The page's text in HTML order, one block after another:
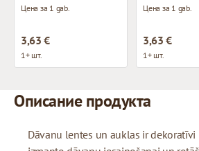
Цена за 1 gab.
3,63 €
1+ шт.
Цена за 1 gab.
3,63 €
1+ шт.
Описание продукта
Dāvanu lentes un auklas ir